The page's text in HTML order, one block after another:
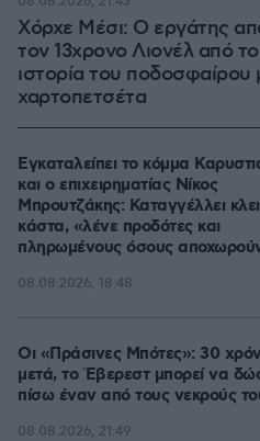
Χόρχε Μέσι: Ο εργάτης
τον 13χρονο Λιονέλ από
ιστορία του
χαρτοπετσέτα
Εγκαταλείπει το κόμμα
και ο επιχειρηματίας Νίκος
Μπρουτζάκης: Καταγγέλλει
κάστα, «λένε προδότες και
πληρωμένους όσους
08.08.2026, 18:48
Οι «Πράσινες Μπότες»: 30
μετά, το Έβερεστ μπορεί να
πίσω έναν από τους νεκρούς
08.08.2026, 21:49